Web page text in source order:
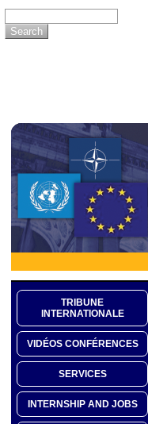
TRIBUNE
INTERNATIONALE
VIDÉOS CONFÉRENCES
SERVICES
INTERNSHIP AND JOBS